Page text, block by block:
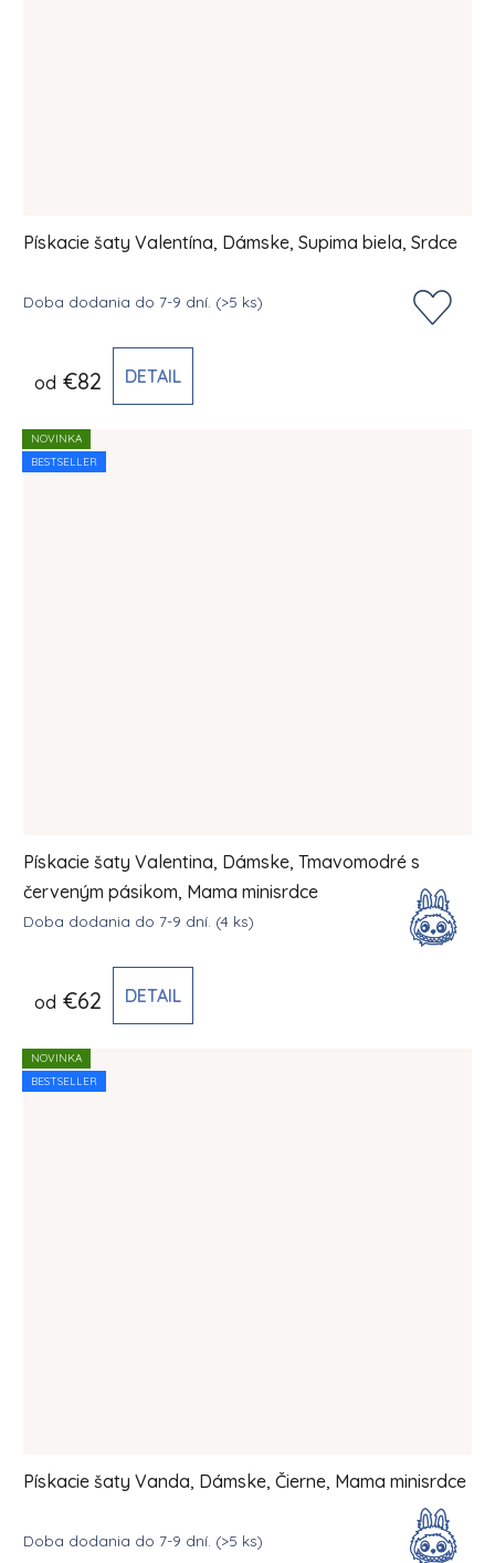
Pískacie šaty Valentína, Dámske, Supima biela, Srdce
Doba dodania do 7-9 dní. (>5 ks)
od €82 DETAIL
NOVINKA
BESTSELLER
Pískacie šaty Valentina, Dámske, Tmavomodré s
červeným pásikom, Mama minisrdce
Doba dodania do 7-9 dní. (4 ks)
od €62 DETAIL
NOVINKA
BESTSELLER
Pískacie šaty Vanda, Dámske, Čierne, Mama minisrdce
Doba dodania do 7-9 dní. (>5 ks)